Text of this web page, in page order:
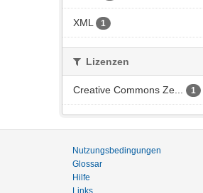
XML 1
Lizenzen
Creative Commons Ze... 1
Nutzungsbedingungen
Glossar
Hilfe